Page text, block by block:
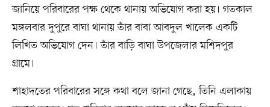
জানিয়ে পরিবারের পক্ষ থেকে থানায় অভিযোগ করা হয়। গতকাল
মঙ্গলবার দুপুরে বাঘা থানায় তাঁর বাবা আবদুল খালেক একটি
লিখিত অভিযোগ দেন। তাঁর বাড়ি বাঘা উপজেলার মশিদপুর
গ্রামে।
শাহাদতের পরিবারের সঙ্গে কথা বলে জানা গেছে, তিনি এলাকায়